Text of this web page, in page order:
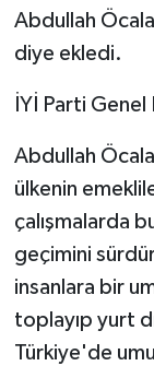
Abdullah
diye ekledi.
İYİ Parti
Abdullah
ülkenin
çalışmalarda
geçimini
insanlara bir
toplayıp yurt
Türkiye'de